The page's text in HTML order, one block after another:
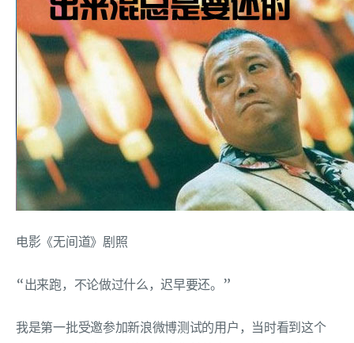
电影《无间道》剧照
“出来跑，不论做过什么，迟早要还。”
我是第一批受邀参加新浪微博测试的用户，当时看到这个